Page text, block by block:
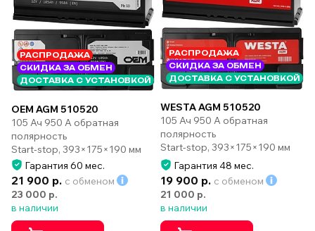
РАСПРОДАЖА
СКИДКА ЗА ОБМЕН
ДОСТАВКА С УСТАНОВКОЙ
OEM AGM 510520
105 Ач 950 А обратная
полярность
Start-stop, 393×175×190 мм
Гарантия 60 мес.
21 900 р. с обменом
23 000 р.
в наличии
РАСПРОДАЖА
СКИДКА ЗА ОБМЕН
ДОСТАВКА С УСТАНОВКОЙ
WESTA AGM 510520
105 Ач 950 А обратная
полярность
Start-stop, 393×175×190 мм
Гарантия 48 мес.
19 900 р. с обменом
21 000 р.
в наличии